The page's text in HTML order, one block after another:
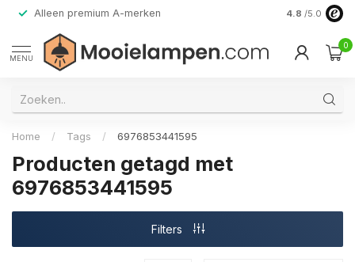
Alleen premium A-merken 4.8 /5.0
MENU
0
Home / Tags / 6976853441595
Producten getagd met
6976853441595
Filters